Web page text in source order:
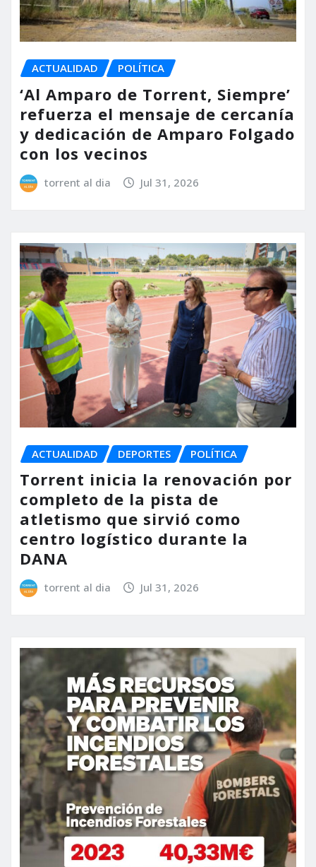
ACTUALIDAD POLÍTICA
‘Al Amparo de Torrent, Siempre’
refuerza el mensaje de cercanía
y dedicación de Amparo Folgado
con los vecinos
torrent al dia Jul 31, 2026
ACTUALIDAD DEPORTES POLÍTICA
Torrent inicia la renovación por
completo de la pista de
atletismo que sirvió como
centro logístico durante la
DANA
torrent al dia Jul 31, 2026